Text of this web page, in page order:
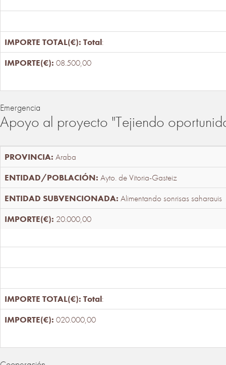
Total:
08.500,00
Emergencia
Apoyo al proyecto "Tejiendo
Araba
Ayto. de Vitoria-Gasteiz
Alimentando sonrisas saharauis
20.000,00
Total:
020.000,00